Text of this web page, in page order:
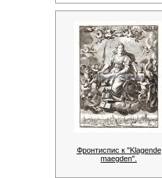
Фронтиспис к "Klagende
maegden".